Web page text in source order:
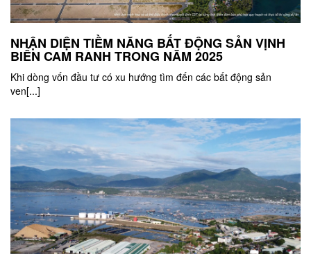
NHẬN DIỆN TIỀM NĂNG BẤT ĐỘNG SẢN VỊNH
BIỂN CAM RANH TRONG NĂM 2025
Khi dòng vốn đầu tư có xu hướng tìm đến các bất động sản
ven[...]